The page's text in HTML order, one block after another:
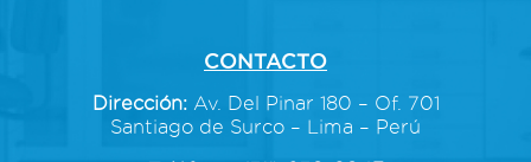
CONTACTO
Dirección:Av. Del Pinar 180 – Of. 701
Santiago de Surco – Lima – Perú